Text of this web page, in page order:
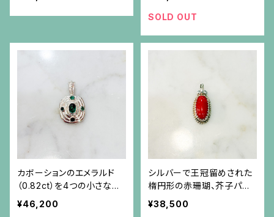
ペンダント（チェーン別）
SOLD OUT
カボーションのエメラルド
（0.82ct）を4つの小さなエ
メラルドが取り巻くシルバー
ペンダント（チェーン別）
¥46,200
シルバーで王冠留めされた
楕円形の赤珊瑚、芥子パー
ルのペンダント（チェーン別）
¥38,500